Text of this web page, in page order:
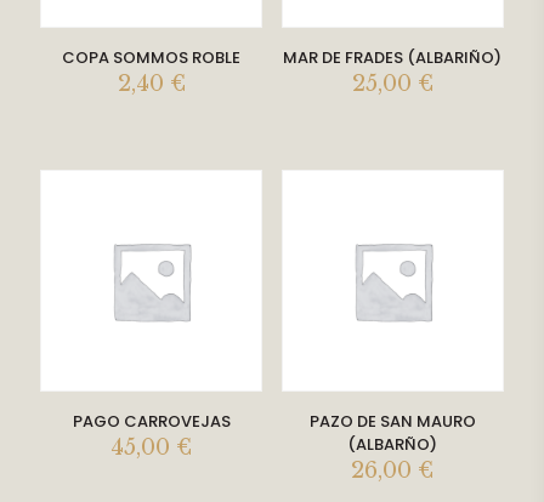
COPA SOMMOS ROBLE
2,40 €
MAR DE FRADES (ALBARIÑO)
25,00 €
PAGO CARROVEJAS
45,00 €
PAZO DE SAN MAURO
(ALBARÑO)
26,00 €